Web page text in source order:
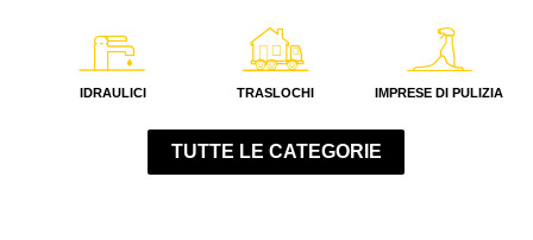
IDRAULICI TRASLOCHI IMPRESE DI PULIZIA
TUTTE LE CATEGORIE